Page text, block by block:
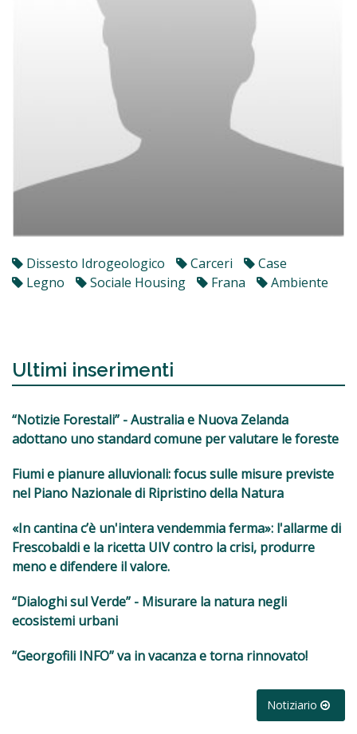
Dissesto Idrogeologico Carceri
Case
Legno
Sociale Housing Frana Ambiente
Ultimi inserimenti
“Notizie Forestali” - Australia e Nuova Zelanda
adottano uno standard comune per valutare le foreste
Fiumi e pianure alluvionali: focus sulle misure previste
nel Piano Nazionale di Ripristino della Natura
«In cantina c’è un'intera vendemmia ferma»: l'allarme di
Frescobaldi e la ricetta UIV contro la crisi, produrre
meno e difendere il valore.
“Dialoghi sul Verde” - Misurare la natura negli
ecosistemi urbani
“Georgofili INFO” va in vacanza e torna rinnovato!
Notiziario